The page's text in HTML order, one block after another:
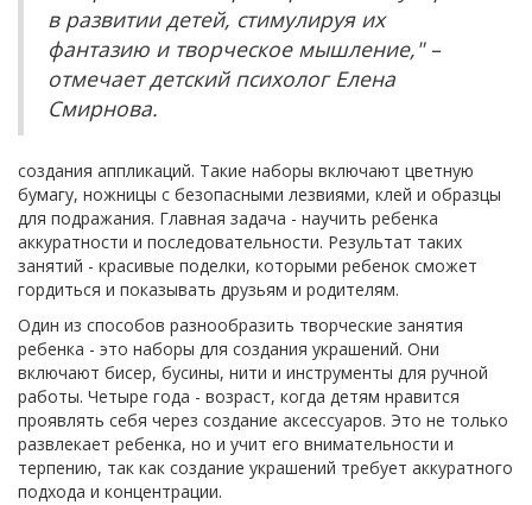
в развитии детей, стимулируя их
фантазию и творческое мышление," –
отмечает детский психолог Елена
Смирнова.
создания аппликаций. Такие наборы включают цветную
бумагу, ножницы с безопасными лезвиями, клей и образцы
для подражания. Главная задача - научить ребенка
аккуратности и последовательности. Результат таких
занятий - красивые поделки, которыми ребенок сможет
гордиться и показывать друзьям и родителям.
Один из способов разнообразить творческие занятия
ребенка - это наборы для создания украшений. Они
включают бисер, бусины, нити и инструменты для ручной
работы. Четыре года - возраст, когда детям нравится
проявлять себя через создание аксессуаров. Это не только
развлекает ребенка, но и учит его внимательности и
терпению, так как создание украшений требует аккуратного
подхода и концентрации.